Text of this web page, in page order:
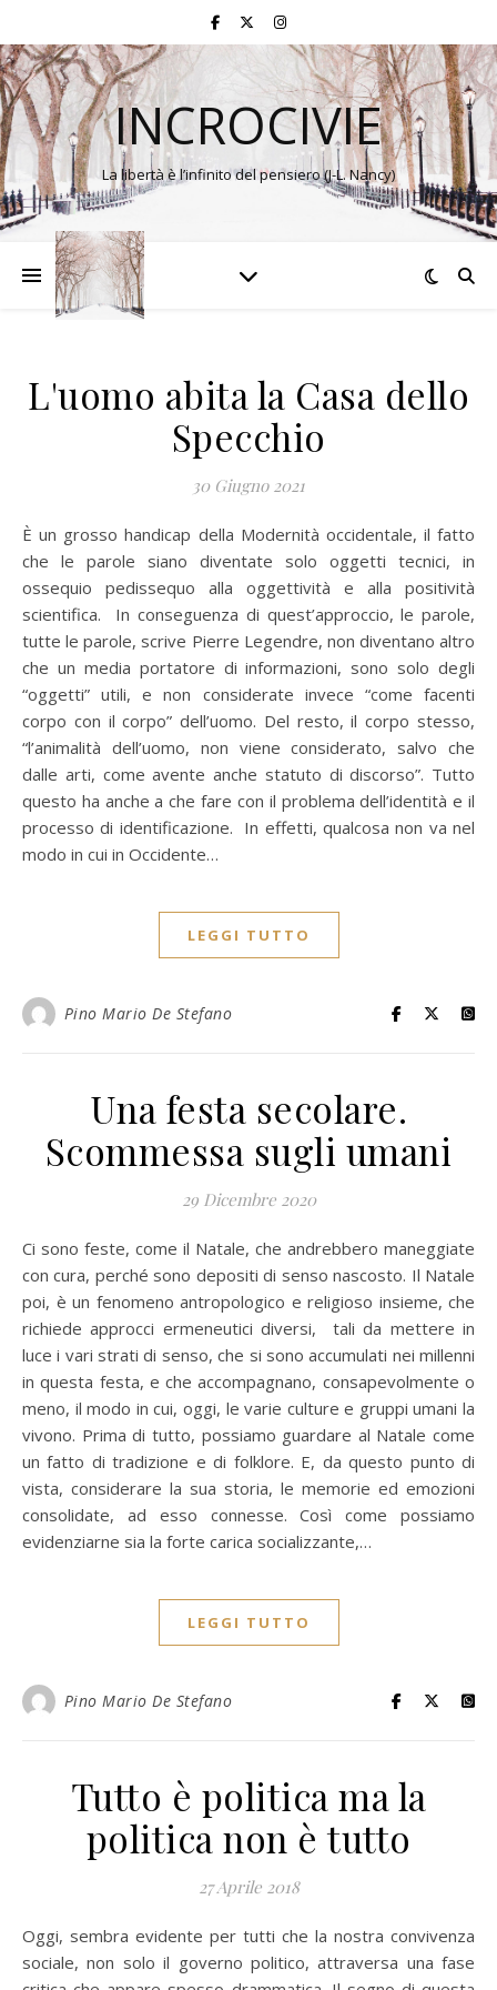
INCROCIVIE
La libertà è l’infinito del pensiero (J-L. Nancy)
L'uomo abita la Casa dello
Specchio
30 Giugno 2021
È un grosso handicap della Modernità occidentale, il fatto
che le parole siano diventate solo oggetti tecnici, in
ossequio pedissequo alla oggettività e alla positività
scientifica. In conseguenza di quest’approccio, le parole,
tutte le parole, scrive Pierre Legendre, non diventano altro
che un media portatore di informazioni, sono solo degli
“oggetti” utili, e non considerate invece “come facenti
corpo con il corpo” dell’uomo. Del resto, il corpo stesso,
“l’animalità dell’uomo, non viene considerato, salvo che
dalle arti, come avente anche statuto di discorso”. Tutto
questo ha anche a che fare con il problema dell’identità e il
processo di identificazione. In effetti, qualcosa non va nel
modo in cui in Occidente…
LEGGI TUTTO
Pino Mario De Stefano
Una festa secolare.
Scommessa sugli umani
29 Dicembre 2020
Ci sono feste, come il Natale, che andrebbero maneggiate
con cura, perché sono depositi di senso nascosto. Il Natale
poi, è un fenomeno antropologico e religioso insieme, che
richiede approcci ermeneutici diversi, tali da mettere in
luce i vari strati di senso, che si sono accumulati nei millenni
in questa festa, e che accompagnano, consapevolmente o
meno, il modo in cui, oggi, le varie culture e gruppi umani la
vivono. Prima di tutto, possiamo guardare al Natale come
un fatto di tradizione e di folklore. E, da questo punto di
vista, considerare la sua storia, le memorie ed emozioni
consolidate, ad esso connesse. Così come possiamo
evidenziarne sia la forte carica socializzante,…
LEGGI TUTTO
Pino Mario De Stefano
Tutto è politica ma la
politica non è tutto
27 Aprile 2018
Oggi, sembra evidente per tutti che la nostra convivenza
sociale, non solo il governo politico, attraversa una fase